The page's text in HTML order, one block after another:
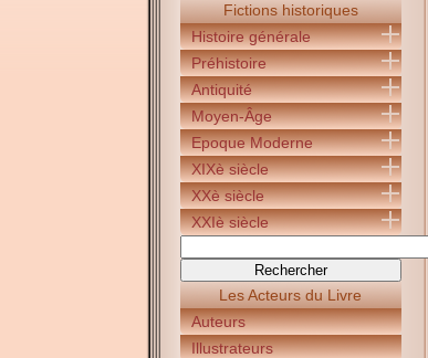
Fictions historiques
Histoire générale
Préhistoire
Antiquité
Moyen-Âge
Epoque Moderne
XIXè siècle
XXè siècle
XXIè siècle
Les Acteurs du Livre
Auteurs
Illustrateurs